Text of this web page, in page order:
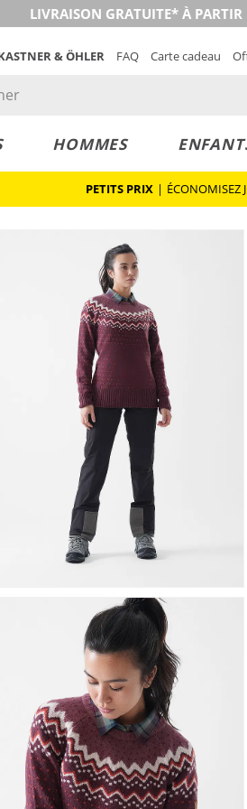
LIVRAISON GRATUITE* À PARTIR
& ÖHLER FAQ Carte cadeau
HOMMES
PETITS PRIX | ÉCONOMISEZ